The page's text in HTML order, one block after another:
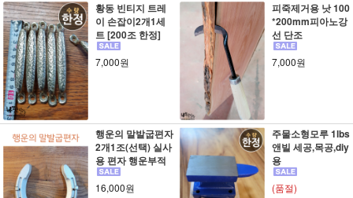
황동 빈티지 트레
이 손잡이2개1세
트 [200조 한정]
7,000원
피죽제거용 낫 100
*200mm피아노강
선 단조
7,000원
행운의 말발굽편자
2개1조(선택) 실사
용 편자 행운부적
16,000원
주물소형모루 1lbs
앤빌 세공,목공,diy
용
(품절)